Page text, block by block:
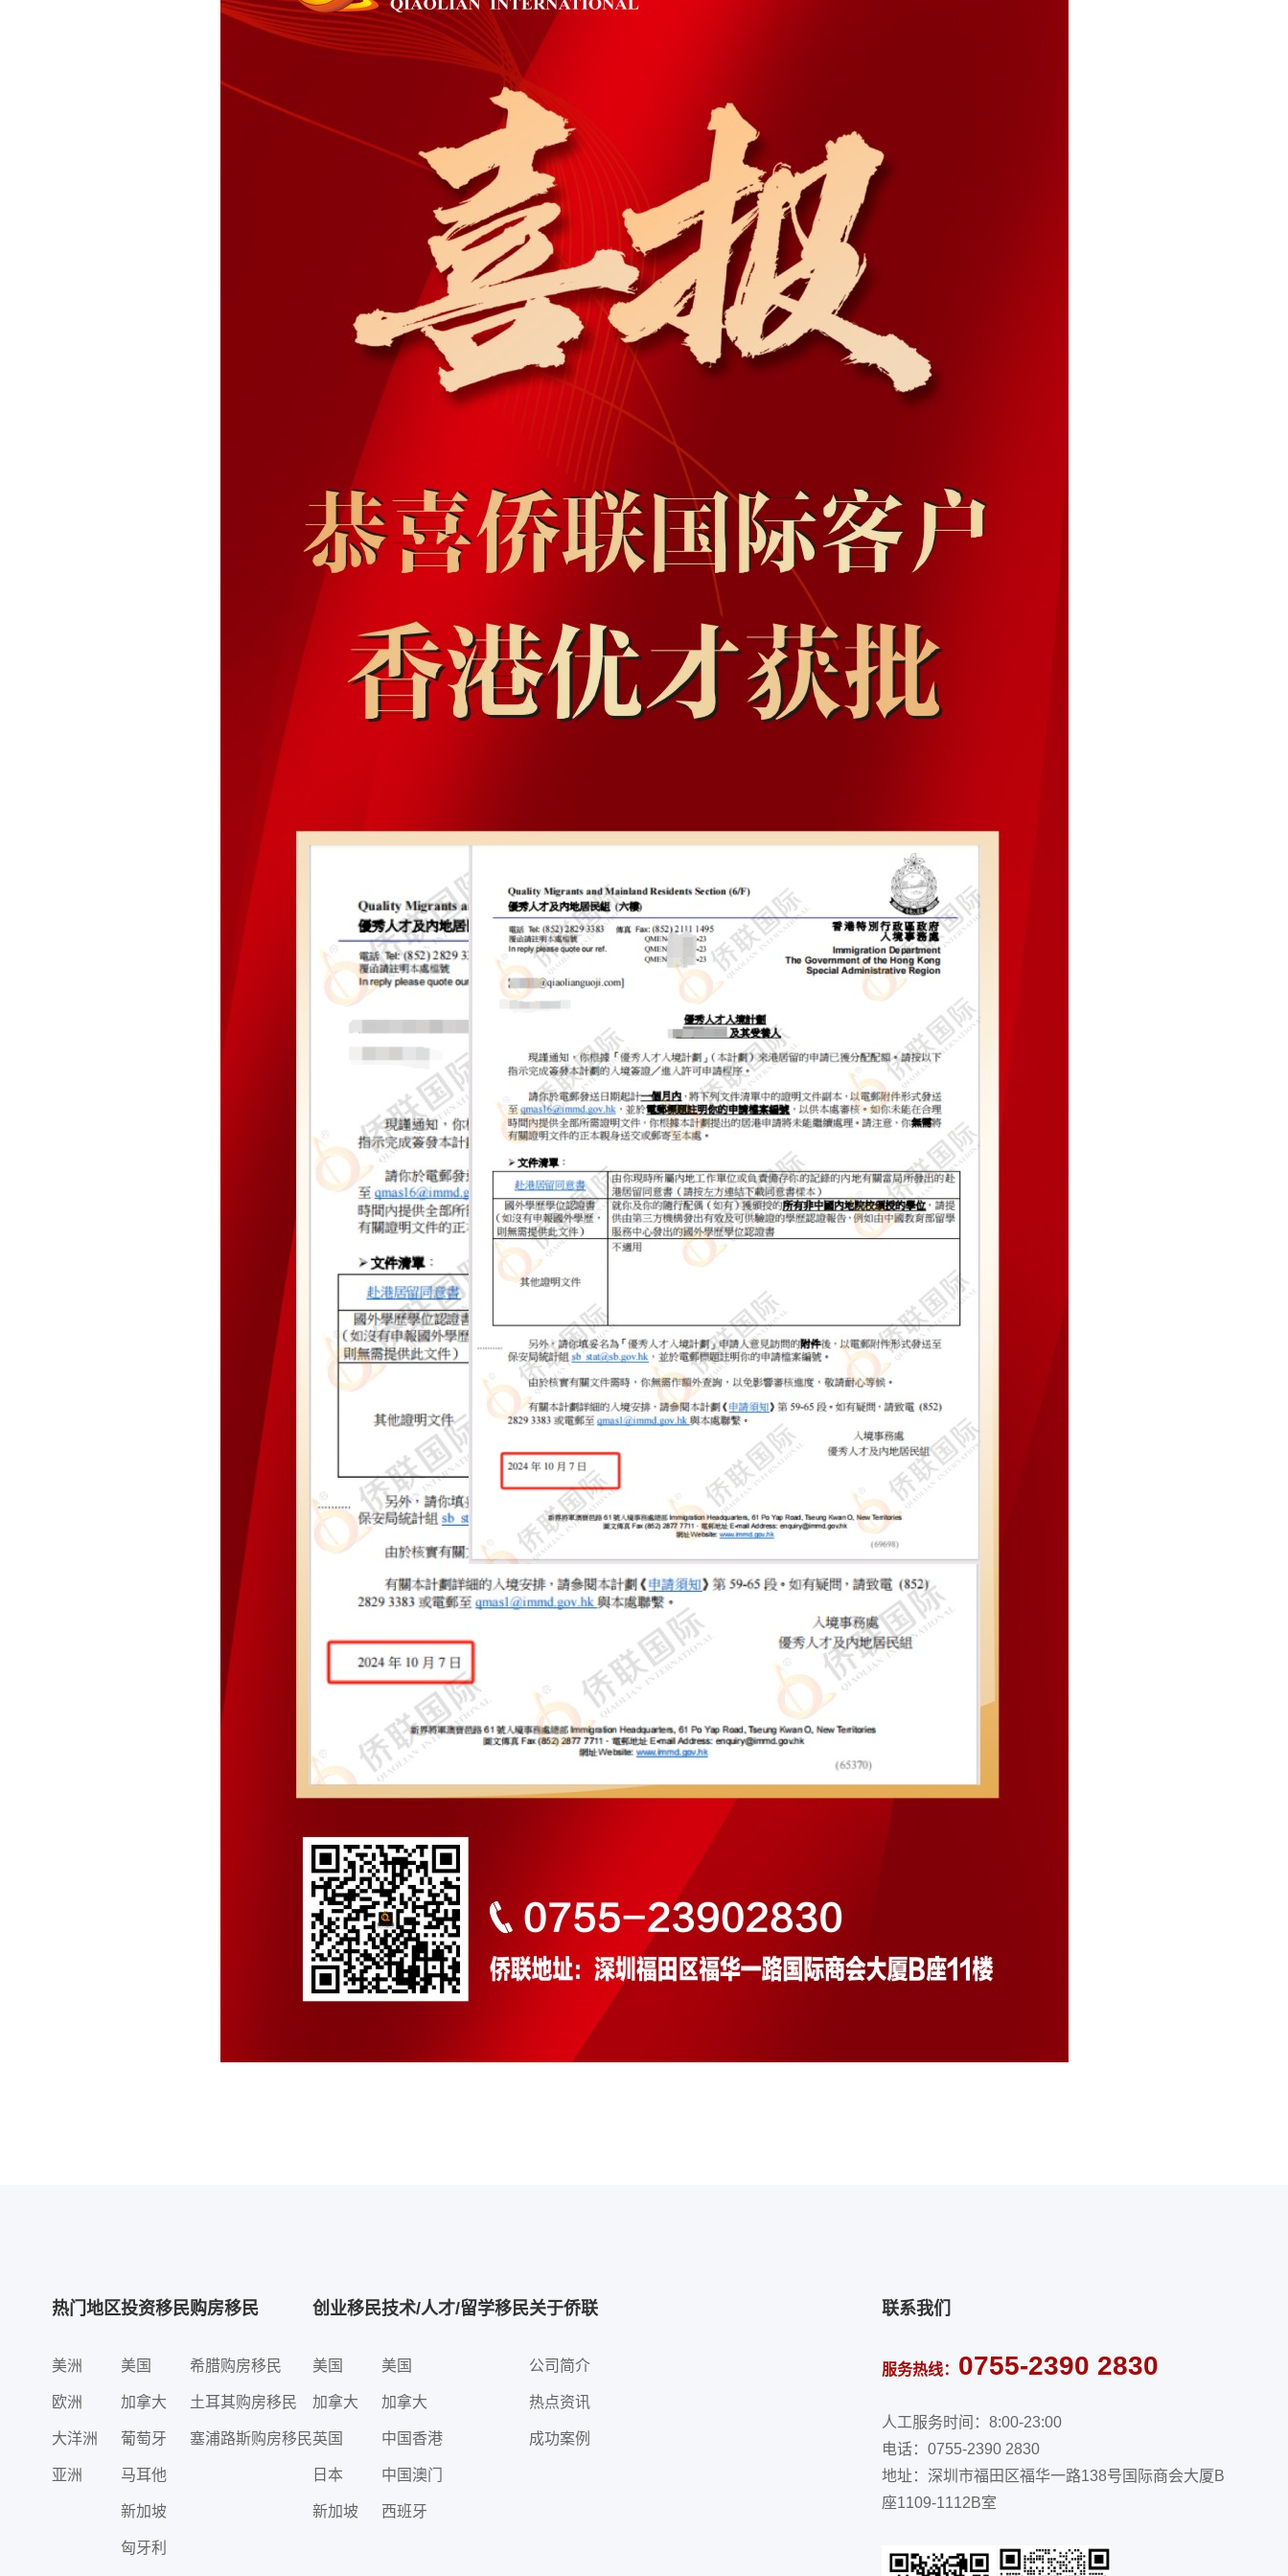
热门地区
美洲
欧洲
大洋洲
亚洲
投资移民
美国
加拿大
葡萄牙
马耳他
新加坡
匈牙利
购房移民
希腊购房移民
土耳其购房移民
塞浦路斯购房移民
创业移民
美国
加拿大
英国
日本
新加坡
技术/人才/留学移民
美国
加拿大
中国香港
中国澳门
西班牙
关于侨联
公司简介
热点资讯
成功案例
联系我们
服务热线： 0755-2390 2830
人工服务时间：8:00-23:00
电话：0755-2390 2830
地址：深圳市福田区福华一路138号国际商会大厦B
座1109-1112B室